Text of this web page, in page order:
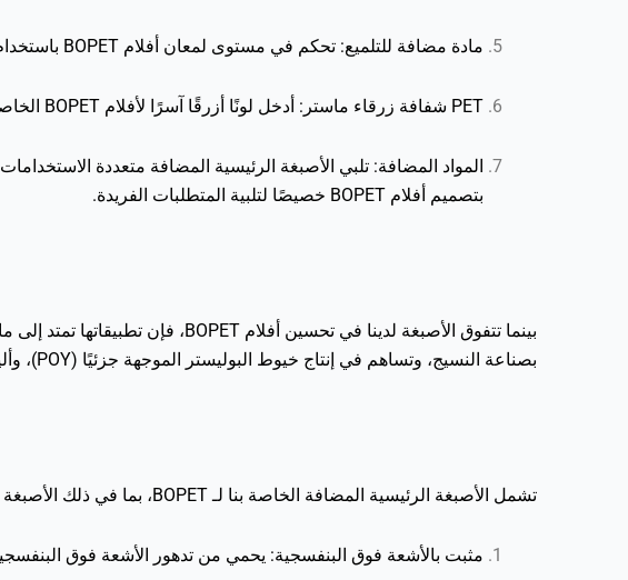
مادة مضافة للتلميع: تحكم في مستوى لمعان أفلام BOPET باستخدام مادة التلميع المضافة لدينا، مما يوفر لمسة نهائية غير لامعة لتفضيلات جمالية متنوعة.
PET شفافة زرقاء ماستر: أدخل لونًا أزرقًا آسرًا لأفلام BOPET الخاصة بك، مما يعزز جاذبيتها البصرية مع الحفاظ على الشفافية.
بتصميم أفلام BOPET خصيصًا لتلبية المتطلبات الفريدة.
بصناعة النسيج، وتساهم في إنتاج خيوط البوليستر الموجهة جزئيًا (POY)، وألياف البوليستر التيلة (PSF)، وخيوط البوليستر المسحوبة بالكامل (PSY)، والمزيد.
تشمل الأصبغة الرئيسية المضافة الخاصة بنا لـ BOPET، بما في ذلك الأصبغة الرئيسية الملونة PET، والأصبغة الرئيسية الزرقاء الشفافة PET، والأصبغة الرئيسية البيضاء PET:
مثبت بالأشعة فوق البنفسجية: يحمي من تدهور الأشعة فوق